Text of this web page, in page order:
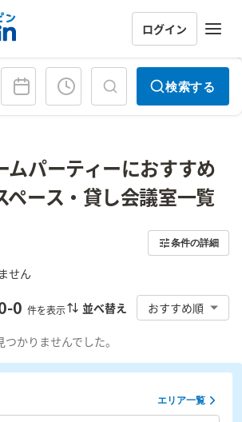
ログイン
場タイプ 検索する
ムパーティーにおすすめ
ペース・貸し会議室一覧
条件の詳細
せん
-0 件を表示 並べ替え おすすめ順
かりませんでした。
エリア一覧